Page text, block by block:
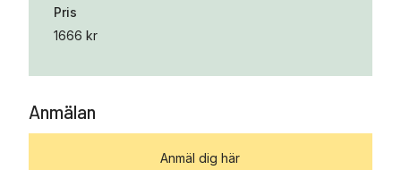
Pris
1666 kr
Anmälan
Anmäl dig här